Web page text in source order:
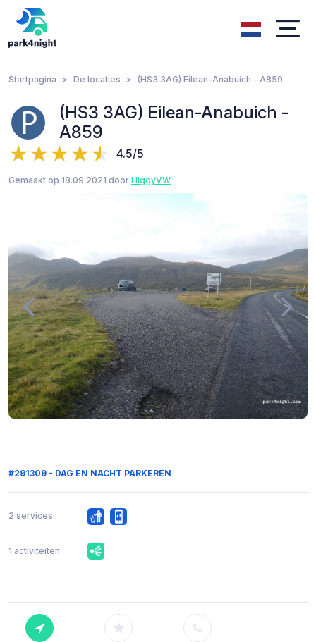
Startpagina De locaties (HS3 3AG) Eilean-Anabuich - A859
(HS3 3AG) Eilean-Anabuich -
A859
4.5/5
Gemaakt op 18.09.2021 door HiggyVW
#291309 - DAG EN NACHT PARKEREN
2 services
1 activiteiten